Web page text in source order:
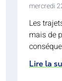
mercredi
Les
mais de
Lire la